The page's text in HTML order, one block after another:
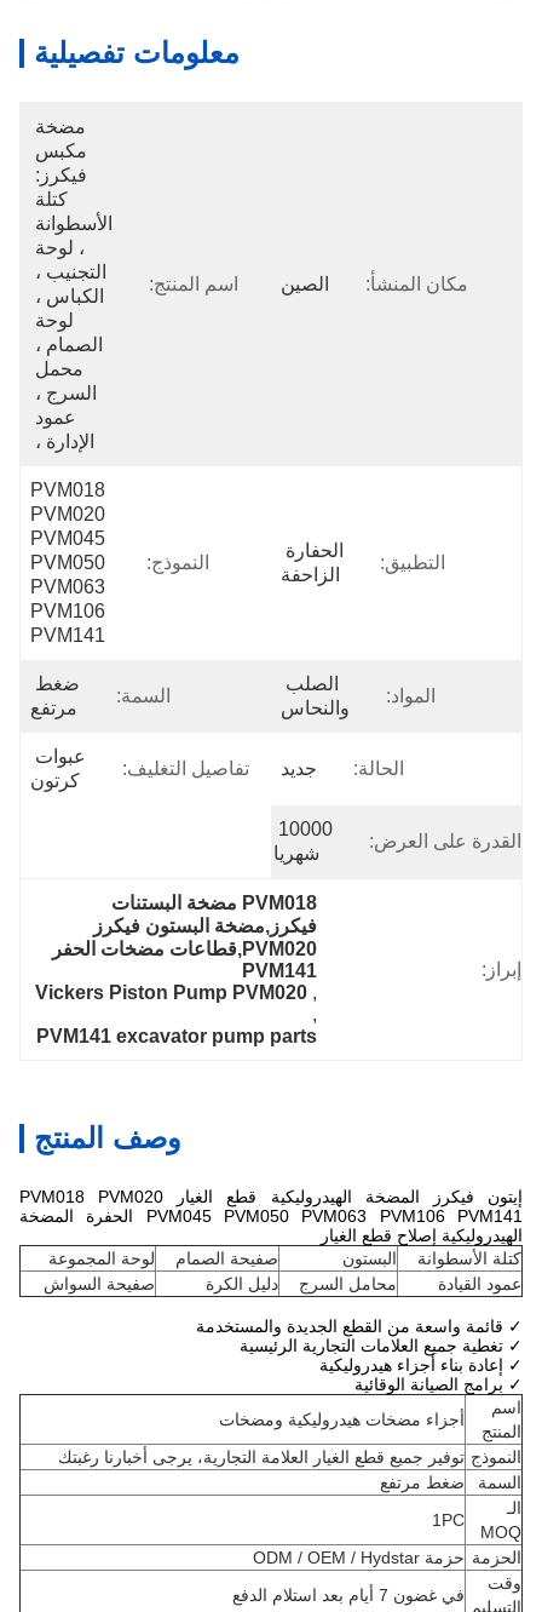
معلومات تفصيلية
مكان المنشأ: الصين اسم المنتج:
مضخة
كتلة
الأسطوانة
، لوحة
التجنيب ،
الكباس ،
لوحة
الصمام ،
السرج ،
عمود
الإدارة ،
التطبيق:
الحفارة
الزاحفة
النموذج:
PVM018
PVM020
PVM045
PVM050
PVM063
PVM106
PVM141
المواد:
الصلب
والنحاس
السمة:
ضغط
مرتفع
الحالة: جديد تفاصيل التغليف:
عبوات
كرتون
القدرة على العرض:
10000
شهريا
إبراز:
PVM018 مضخة البستنات
فيكرز,مضخة البستون فيكرز
PVM020,قطاعات مضخات الحفر
PVM141
,
Vickers Piston Pump PVM020
,
PVM141 excavator pump parts
وصف المنتج
إيتون فيكرز المضخة الهيدروليكية قطع الغيار PVM018 PVM020
PVM045 PVM050 PVM063 PVM106 PVM141 الحفرة المضخة
الهيدروليكية إصلاح قطع الغيار
كتلة الأسطوانة
البستون صفيحة الصمام
لوحة المجموعة
عمود القيادة
محامل السرج دليل الكرة صفيحة السواش
✓ قائمة واسعة من القطع الجديدة والمستخدمة
✓ تغطية جميع العلامات التجارية الرئيسية
✓ إعادة بناء أجزاء هيدروليكية
✓ برامج الصيانة الوقائية
اسم
المنتج
أجزاء مضخات هيدروليكية ومضخات
النموذج توفير جميع قطع الغيار العلامة التجارية، يرجى أخبارنا رغبتك
السمة
ضغط مرتفع
الـ
MOQ
1PC
الحزمة
حزمة ODM / OEM / Hydstar
وقت
التسليم
في غضون 7 أيام بعد استلام الدفع